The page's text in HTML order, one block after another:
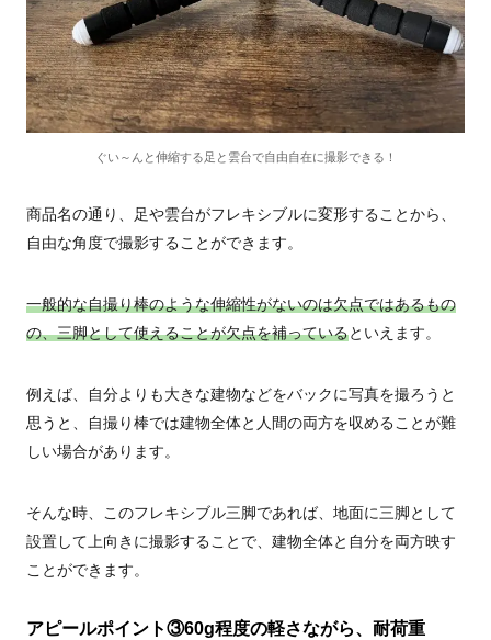
ぐい～んと伸縮する足と雲台で自由自在に撮影できる！
商品名の通り、足や雲台がフレキシブルに変形することから、
自由な角度で撮影することができます。
一般的な自撮り棒のような伸縮性がないのは欠点ではあるもの
の、三脚として使えることが欠点を補っているといえます。
例えば、自分よりも大きな建物などをバックに写真を撮ろうと
思うと、自撮り棒では建物全体と人間の両方を収めることが難
しい場合があります。
そんな時、このフレキシブル三脚であれば、地面に三脚として
設置して上向きに撮影することで、建物全体と自分を両方映す
ことができます。
アピールポイント③60g程度の軽さながら、耐荷重